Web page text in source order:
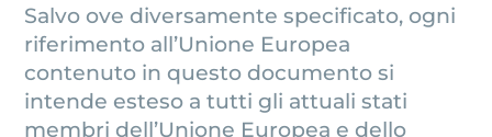
Salvo ove diversamente specificato, ogni
riferimento all’Unione Europea
contenuto in questo documento si
intende esteso a tutti gli attuali stati
membri dell’Unione Europea e dello